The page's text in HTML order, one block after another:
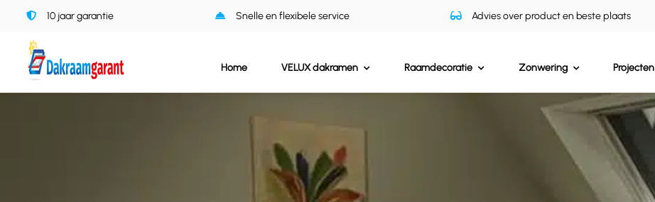
inhoud
10 jaar garantie Snelle en flexibele service Advies over product en beste plaats
Home VELUX dakramen Raamdecoratie Zonwering Projecten